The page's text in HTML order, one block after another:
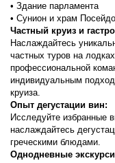
• Здание парламента
• Сунион и храм
Частный круиз и
Наслаждайтесь
частных туров на
профессиональной
индивидуальным
круиза.
Опыт дегустации вин:
Исследуйте избранные
наслаждайтесь
греческими блюдами.
Однодневные